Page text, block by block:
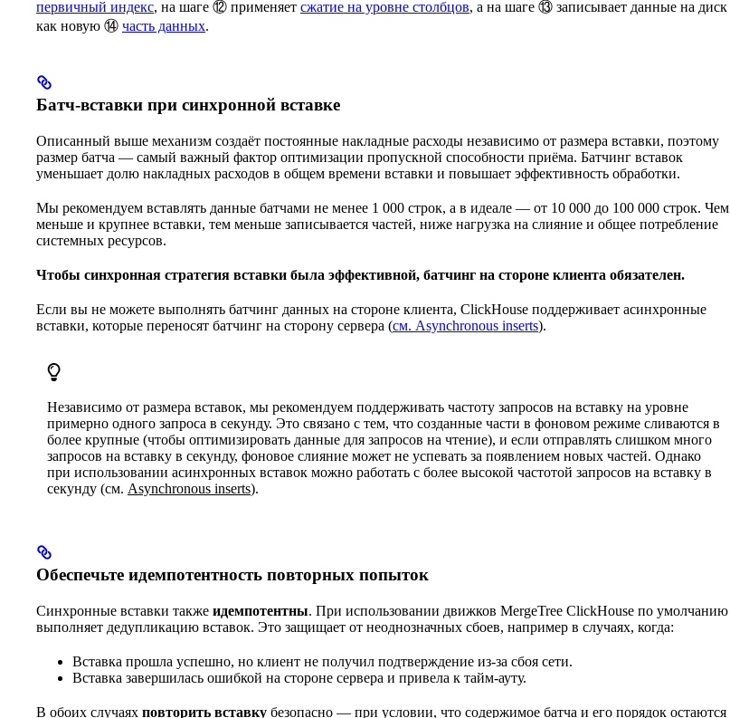
первичный индекс, на шаге ⑫ применяет сжатие на уровне столбцов, а на шаге ⑬ записывает данные на диск
как новую ⑭ часть данных.
Батч-вставки при синхронной вставке
Описанный выше механизм создаёт постоянные накладные расходы независимо от размера вставки, поэтому
размер батча — самый важный фактор оптимизации пропускной способности приёма. Батчинг вставок
уменьшает долю накладных расходов в общем времени вставки и повышает эффективность обработки.
Мы рекомендуем вставлять данные батчами не менее 1 000 строк, а в идеале — от 10 000 до 100 000 строк. Чем
меньше и крупнее вставки, тем меньше записывается частей, ниже нагрузка на слияние и общее потребление
системных ресурсов.
Чтобы синхронная стратегия вставки была эффективной, батчинг на стороне клиента обязателен.
Если вы не можете выполнять батчинг данных на стороне клиента, ClickHouse поддерживает асинхронные
вставки, которые переносят батчинг на сторону сервера (см. Asynchronous inserts).
Независимо от размера вставок, мы рекомендуем поддерживать частоту запросов на вставку на уровне
примерно одного запроса в секунду. Это связано с тем, что созданные части в фоновом режиме сливаются в
более крупные (чтобы оптимизировать данные для запросов на чтение), и если отправлять слишком много
запросов на вставку в секунду, фоновое слияние может не успевать за появлением новых частей. Однако
при использовании асинхронных вставок можно работать с более высокой частотой запросов на вставку в
секунду (см. Asynchronous inserts).
Обеспечьте идемпотентность повторных попыток
Синхронные вставки также идемпотентны. При использовании движков MergeTree ClickHouse по умолчанию
выполняет дедупликацию вставок. Это защищает от неоднозначных сбоев, например в случаях, когда:
Вставка прошла успешно, но клиент не получил подтверждение из-за сбоя сети.
Вставка завершилась ошибкой на стороне сервера и привела к тайм-ауту.
В обоих случаях повторить вставку безопасно — при условии, что содержимое батча и его порядок остаются